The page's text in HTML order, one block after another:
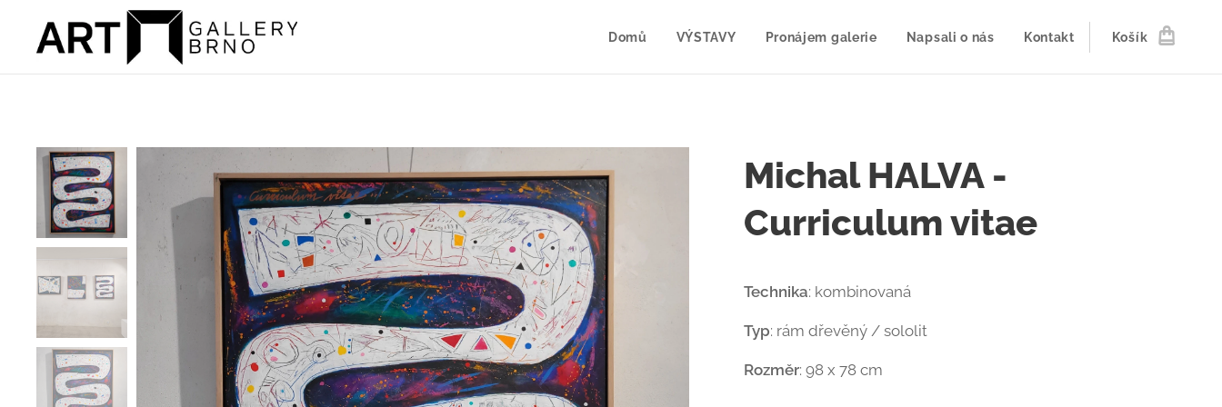
Domů VÝSTAVY Pronájem galerie Napsali o nás Kontakt Košík
Michal HALVA -
Curriculum vitae
Technika: kombinovaná
Typ: rám dřevěný / sololit
Rozměr: 98 x 78 cm